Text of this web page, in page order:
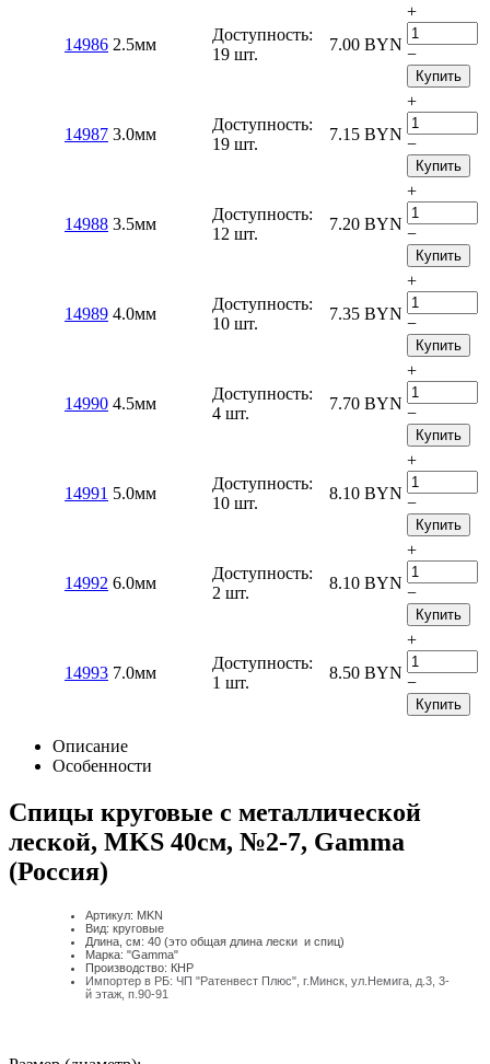
14986 2.5мм
Доступность:
19 шт.
7.00 BYN
+
−
Купить
14987 3.0мм
Доступность:
19 шт.
7.15 BYN
+
−
Купить
14988 3.5мм
Доступность:
12 шт.
7.20 BYN
+
−
Купить
14989 4.0мм
Доступность:
10 шт.
7.35 BYN
+
−
Купить
14990 4.5мм
Доступность:
4 шт.
7.70 BYN
+
−
Купить
14991 5.0мм
Доступность:
10 шт.
8.10 BYN
+
−
Купить
14992 6.0мм
Доступность:
2 шт.
8.10 BYN
+
−
Купить
14993 7.0мм
Доступность:
1 шт.
8.50 BYN
+
−
Купить
Описание
Особенности
Спицы круговые с металлической
леской, MKS 40см, №2-7, Gamma
(Россия)
Артикул: MKN
Вид: круговые
Длина, см: 40 (это общая длина лески и спиц)
Марка: "Gamma"
Производство: КНР
Импортер в РБ: ЧП "Ратенвест Плюс", г.Минск, ул.Немига, д.3, 3-
й этаж, п.90-91